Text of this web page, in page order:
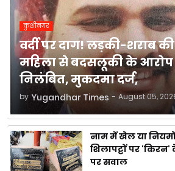
कुशीनगर
वर्दी पर दाग! लड़की-शराब
महिला से बदसलूकी के आरोप
निलंबित, मुकदमा दर्ज,
by Yugandhar Times - August 05,
नाम में खेल या
शिलापट्टों पर 'किरन'
पर सवाल